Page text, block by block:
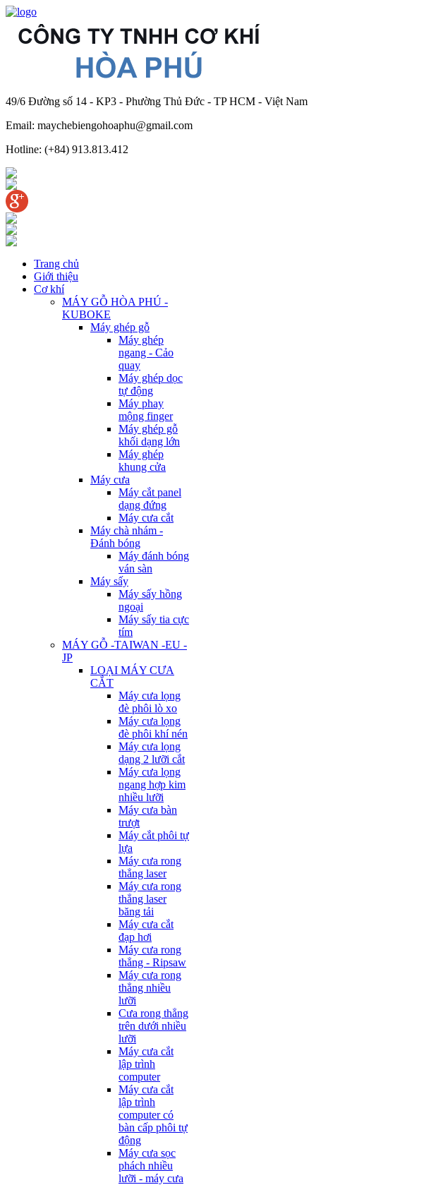
49/6 Đường số 14 - KP3 - Phường Thủ Đức - TP HCM - Việt Nam
Email: maychebiengohoaphu@gmail.com
Hotline: (+84) 913.813.412
Trang chủ
Giới thiệu
Cơ khí
MÁY GỖ HÒA PHÚ -
KUBOKE
Máy ghép gỗ
Máy ghép
ngang - Cảo
quay
Máy ghép dọc
tự động
Máy phay
mộng finger
Máy ghép gỗ
khối dạng lớn
Máy ghép
khung cửa
Máy cưa
Máy cắt panel
dạng đứng
Máy cưa cắt
Máy chà nhám -
Đánh bóng
Máy đánh bóng
ván sàn
Máy sấy
Máy sấy hồng
ngoại
Máy sấy tia cực
tím
MÁY GỖ -TAIWAN -EU -
JP
LOẠI MÁY CƯA
CẮT
Máy cưa lọng
đè phôi lò xo
Máy cưa lọng
đè phôi khí nén
Máy cưa lọng
dạng 2 lưỡi cắt
Máy cưa lọng
ngang hợp kim
nhiều lưỡi
Máy cưa bàn
trượt
Máy cắt phôi tự
lựa
Máy cưa rong
thẳng laser
Máy cưa rong
thẳng laser
băng tải
Máy cưa cắt
đạp hơi
Máy cưa rong
thẳng - Ripsaw
Máy cưa rong
thẳng nhiều
lưỡi
Cưa rong thẳng
trên dưới nhiều
lưỡi
Máy cưa cắt
lập trình
computer
Máy cưa cắt
lập trình
computer có
bàn cấp phôi tự
động
Máy cưa sọc
phách nhiều
lưỡi - máy cưa